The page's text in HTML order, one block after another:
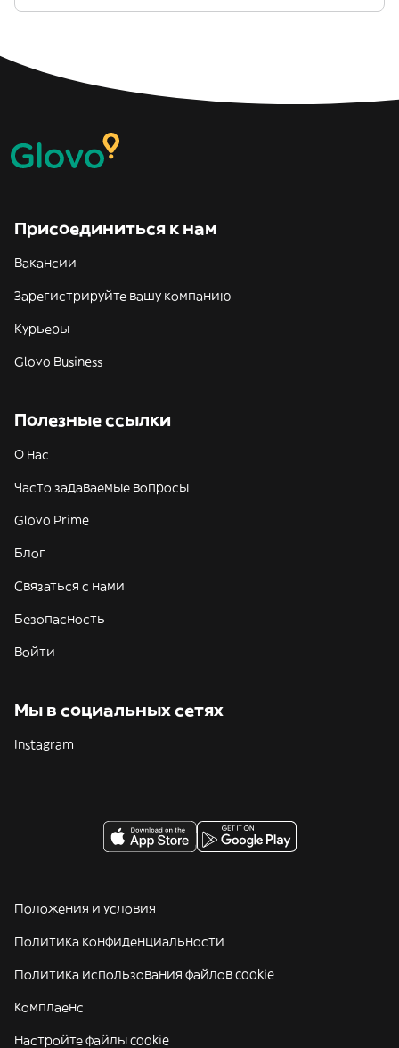
Присоединиться к нам
Вакансии
Зарегистрируйте вашу компанию
Курьеры
Glovo Business
Полезные ссылки
О нас
Часто задаваемые вопросы
Glovo Prime
Блог
Связаться с нами
Безопасность
Войти
Мы в социальных сетях
Instagram
Положения и условия
Политика конфиденциальности
Политика использования файлов cookie
Комплаенс
Настройте файлы cookie